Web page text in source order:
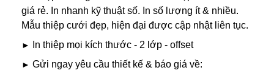
giá rẻ. In nhanh kỹ thuật số. In số lượng ít & nhiều.
Mẫu thiệp cưới đẹp, hiện đại được cập nhật liên tục.
► In thiệp mọi kích thước - 2 lớp - offset
► Gửi ngay yêu cầu thiết kế & báo giá về: